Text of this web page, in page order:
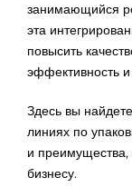
занимающийся
эта
повысить
эффективность
Здесь вы
линиях по
и
бизнесу.